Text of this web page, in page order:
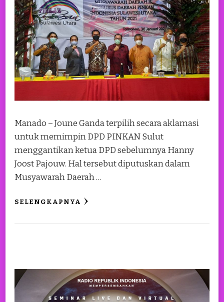
Manado – Joune Ganda terpilih secara aklamasi
untuk memimpin DPD PINKAN Sulut
menggantikan ketua DPD sebelumnya Hanny
Joost Pajouw. Hal tersebut diputuskan dalam
Musyawarah Daerah …
SELENGKAPNYA